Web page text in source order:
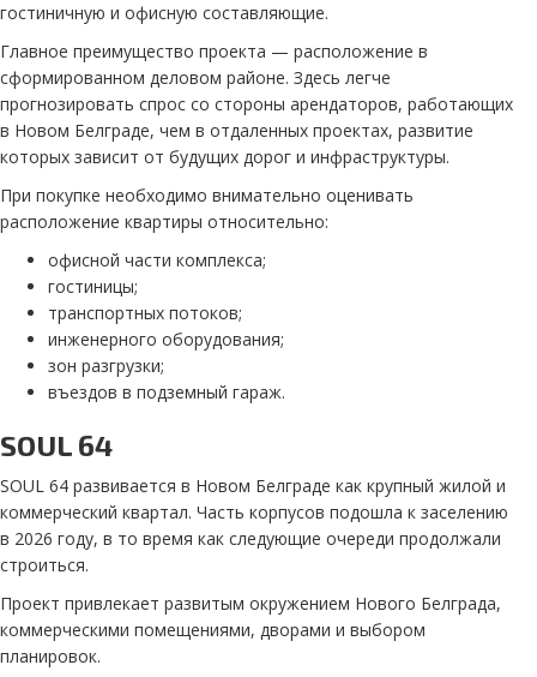
гостиничную и офисную составляющие.
Главное преимущество проекта — расположение в
сформированном деловом районе. Здесь легче
прогнозировать спрос со стороны арендаторов, работающих
в Новом Белграде, чем в отдаленных проектах, развитие
которых зависит от будущих дорог и инфраструктуры.
При покупке необходимо внимательно оценивать
расположение квартиры относительно:
офисной части комплекса;
гостиницы;
транспортных потоков;
инженерного оборудования;
зон разгрузки;
въездов в подземный гараж.
SOUL 64
SOUL 64 развивается в Новом Белграде как крупный жилой и
коммерческий квартал. Часть корпусов подошла к заселению
в 2026 году, в то время как следующие очереди продолжали
строиться.
Проект привлекает развитым окружением Нового Белграда,
коммерческими помещениями, дворами и выбором
планировок.